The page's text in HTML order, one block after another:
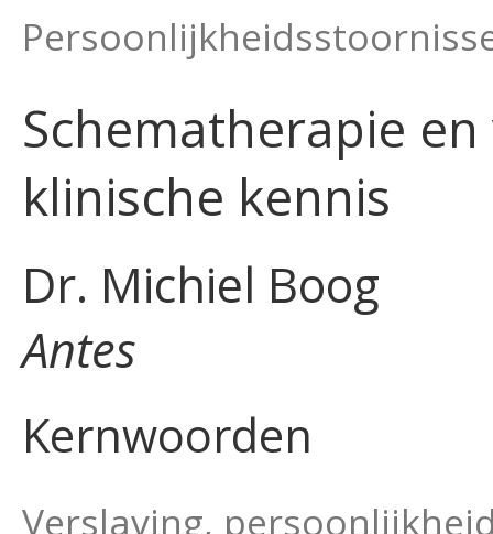
Schematherapie
klinische kennis
Dr. Michiel Boog
Antes
Kernwoorden
Verslaving,